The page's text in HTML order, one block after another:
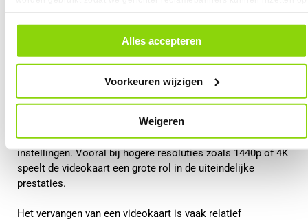
alle cookies. Je kunt je gegeven toestemming altijd intrekken, dit doe je
door in de footer van onze website te klikken op ‘Cookievoorkeuren’
Alles accepteren
Voorkeuren wijzigen
Weigeren
Videokaart upgraden
De videokaart is voor gamers meestal het belangrijkste
onderdeel. Deze verwerkt alle grafische berekeningen in een
Wanneer je een krachtigere videokaart installeert, kan dit
zorgen voor hogere framerates en betere grafische
instellingen. Vooral bij hogere resoluties zoals 1440p of 4K
speelt de videokaart een grote rol in de uiteindelijke
prestaties.
Het vervangen van een videokaart is vaak relatief